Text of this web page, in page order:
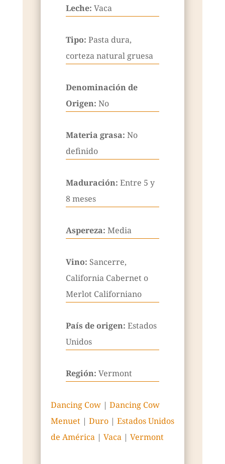
Leche: Vaca
Tipo: Pasta dura,
corteza natural gruesa
Denominación de
Origen: No
Materia grasa: No
definido
Maduración: Entre 5 y
8 meses
Aspereza: Media
Vino: Sancerre,
California Cabernet o
Merlot Californiano
País de origen: Estados
Unidos
Región: Vermont
Dancing Cow| Dancing Cow
Menuet| Duro| Estados Unidos
de América| Vaca| Vermont